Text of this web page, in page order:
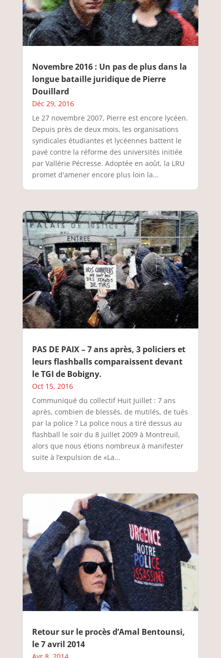
Novembre 2016 : Un pas de plus dans la
longue bataille juridique de Pierre
Douillard
Déc 29, 2016
Le 27 novembre 2007, Pierre est encore lycéen.
Depuis près de deux mois, les organisations
syndicales étudiantes et lycéennes battent le
pavé contre la réforme des universités initiée
par Vallérie Pécresse. Adoptée en août, la LRU
promet d'amener encore plus loin la...
PAS DE PAIX – 7 ans après, 3 policiers et
leurs flashballs comparaissent devant
le TGI de Bobigny.
Oct 15, 2016
Communiqué du collectif Huit Juillet : 7 ans
après, combien de blessés, de mutilés, de tués
par la police ? La police nous a tiré dessus au
flashball le soir du 8 juillet 2009 à Montreuil,
alors que nous étions nombreux à manifester
suite à l’expulsion de «La...
Retour sur le procès d’Amal Bentounsi,
le 7 avril 2014